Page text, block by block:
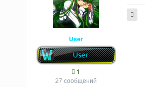
User
1
27 сообщений